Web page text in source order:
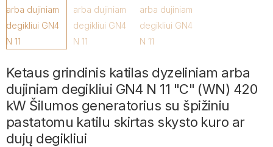
Ketaus grindinis katilas dyzeliniam arba
dujiniam degikliui GN4 N 11 "C" (WN) 420
kW Šilumos generatorius su špižiniu
pastatomu katilu skirtas skysto kuro ar
dujų degikliui